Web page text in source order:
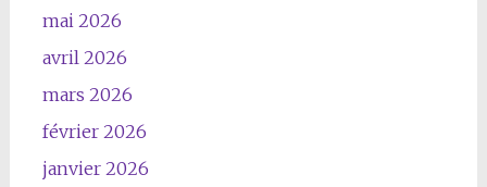
mai 2026
avril 2026
mars 2026
février 2026
janvier 2026